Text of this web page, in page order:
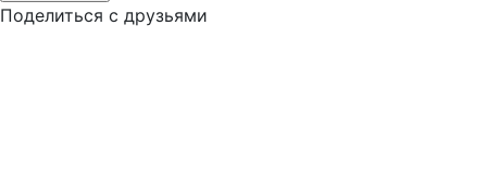
Поделиться с друзьями